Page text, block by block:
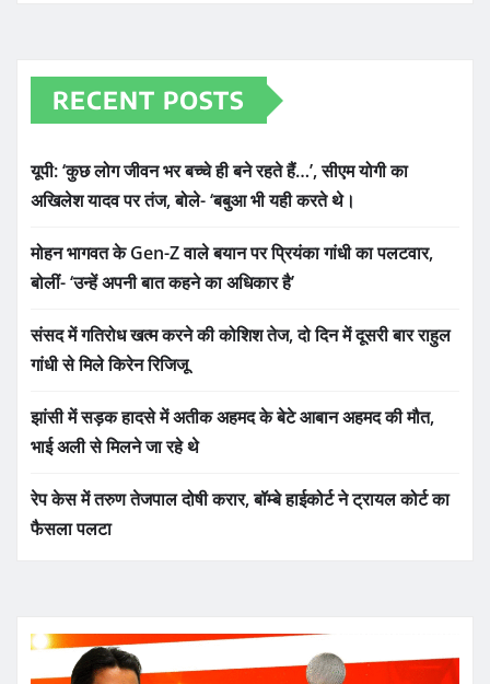
RECENT POSTS
यूपी: ‘कुछ लोग जीवन भर बच्चे ही बने रहते हैं…’, सीएम योगी का
अखिलेश यादव पर तंज, बोले- ‘बबुआ भी यही करते थे।
मोहन भागवत के Gen-Z वाले बयान पर प्रियंका गांधी का पलटवार,
बोलीं- ‘उन्हें अपनी बात कहने का अधिकार है’
संसद में गतिरोध खत्म करने की कोशिश तेज, दो दिन में दूसरी बार राहुल
गांधी से मिले किरेन रिजिजू
झांसी में सड़क हादसे में अतीक अहमद के बेटे आबान अहमद की मौत,
भाई अली से मिलने जा रहे थे
रेप केस में तरुण तेजपाल दोषी करार, बॉम्बे हाईकोर्ट ने ट्रायल कोर्ट का
फैसला पलटा